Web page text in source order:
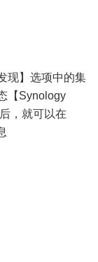
现】选项中的集
【 Synology
，就可以在